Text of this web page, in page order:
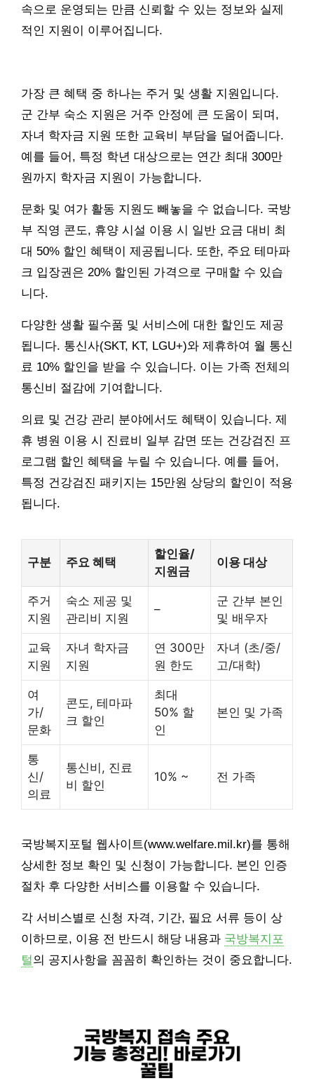
속으로 운영되는 만큼 신뢰할 수 있는 정보와 실제
적인 지원이 이루어집니다.
가장 큰 혜택 중 하나는 주거 및 생활 지원입니다.
군 간부 숙소 지원은 거주 안정에 큰 도움이 되며,
자녀 학자금 지원 또한 교육비 부담을 덜어줍니다.
예를 들어, 특정 학년 대상으로는 연간 최대 300만
원까지 학자금 지원이 가능합니다.
문화 및 여가 활동 지원도 빼놓을 수 없습니다. 국방
부 직영 콘도, 휴양 시설 이용 시 일반 요금 대비 최
대 50% 할인 혜택이 제공됩니다. 또한, 주요 테마파
크 입장권은 20% 할인된 가격으로 구매할 수 있습
니다.
다양한 생활 필수품 및 서비스에 대한 할인도 제공
됩니다. 통신사(SKT, KT, LGU+)와 제휴하여 월 통신
료 10% 할인을 받을 수 있습니다. 이는 가족 전체의
통신비 절감에 기여합니다.
의료 및 건강 관리 분야에서도 혜택이 있습니다. 제
휴 병원 이용 시 진료비 일부 감면 또는 건강검진 프
로그램 할인 혜택을 누릴 수 있습니다. 예를 들어,
특정 건강검진 패키지는 15만원 상당의 할인이 적용
됩니다.
구분 주요 혜택
할인율/
지원금
이용 대상
주거
지원
숙소 제공 및
관리비 지원
–
군 간부 본인
및 배우자
교육
지원
자녀 학자금
지원
연 300만
원 한도
자녀 (초/중/
고/대학)
여
가/
문화
콘도, 테마파
크 할인
최대
50% 할
인
본인 및 가족
통
신/
의료
통신비, 진료
비 할인
10% ~ 전 가족
국방복지포털 웹사이트(www.welfare.mil.kr)를 통해
상세한 정보 확인 및 신청이 가능합니다. 본인 인증
절차 후 다양한 서비스를 이용할 수 있습니다.
각 서비스별로 신청 자격, 기간, 필요 서류 등이 상
이하므로, 이용 전 반드시 해당 내용과 국방복지포
털의 공지사항을 꼼꼼히 확인하는 것이 중요합니다.